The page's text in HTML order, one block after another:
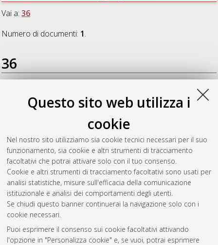
Questo sito web utilizza i
cookie
Nel nostro sito utilizziamo sia cookie tecnici necessari per il suo
funzionamento, sia cookie e altri strumenti di tracciamento
facoltativi che potrai attivare solo con il tuo consenso.
Cookie e altri strumenti di tracciamento facoltativi sono usati per
analisi statistiche, misure sull'efficacia della comunicazione
istituzionale e analisi dei comportamenti degli utenti.
Se chiudi questo banner continuerai la navigazione solo con i
cookie necessari.
Puoi esprimere il consenso sui cookie facoltativi attivando
l'opzione in "Personalizza cookie" e, se vuoi, potrai esprimere
Vai a:36
Numero di documenti: 1.
36
Towards the scenic gender.
Recycling the actor's gender through the Naghsh-poosh
imitation technique [dressing the figure]
, [Dissertation thesis],
Alma Mater Studiorum Università di Bologna. Dottorato di
Lingue, letterature e culture moderne: Diversita ed
inclusione, 36 Ciclo. DOI
10.48676/unibo/amsdottorato/12264.
Questa lista e' stata generata ilSun Aug 9 20:44:07 2026
Atom
Rss 1.0